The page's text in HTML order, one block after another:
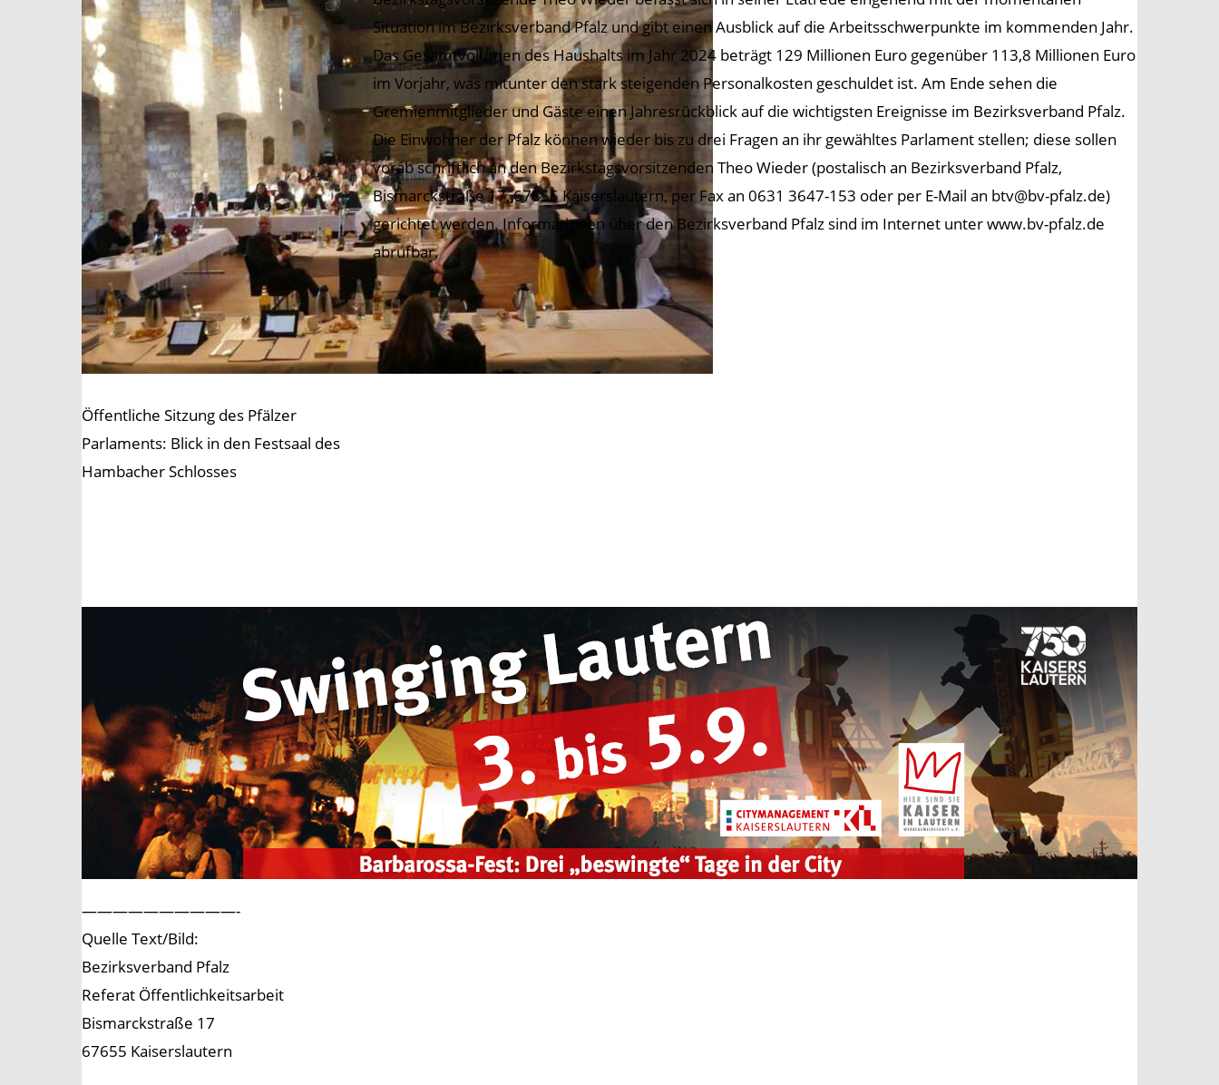
Öffentliche Sitzung des Pfälzer
Parlaments: Blick in den Festsaal des
Hambacher Schlosses
Situation im Bezirksverband Pfalz und gibt einen Ausblick auf die Arbeitsschwerpunkte im kommenden Jahr.
Das Gesamtvolumen des Haushalts im Jahr 2024 beträgt 129 Millionen Euro gegenüber 113,8 Millionen Euro
im Vorjahr, was mitunter den stark steigenden Personalkosten geschuldet ist. Am Ende sehen die
Gremienmitglieder und Gäste einen Jahresrückblick auf die wichtigsten Ereignisse im Bezirksverband Pfalz.
Die Einwohner der Pfalz können wieder bis zu drei Fragen an ihr gewähltes Parlament stellen; diese sollen
vorab schriftlich an den Bezirkstagsvorsitzenden Theo Wieder (postalisch an Bezirksverband Pfalz,
Bismarckstraße 17, 67655 Kaiserslautern, per Fax an 0631 3647-153 oder per E-Mail an btv@bv-pfalz.de)
gerichtet werden. Informationen über den Bezirksverband Pfalz sind im Internet unter www.bv-pfalz.de
abrufbar.
——————————-
Quelle Text/Bild:
Bezirksverband Pfalz
Referat Öffentlichkeitsarbeit
Bismarckstraße 17
67655 Kaiserslautern